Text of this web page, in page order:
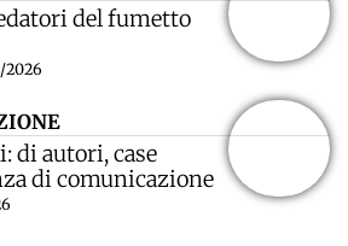
del fumetto
2026
di autori, case
di comunicazione